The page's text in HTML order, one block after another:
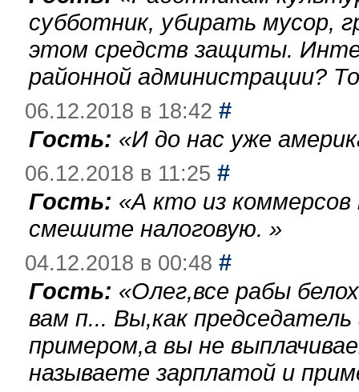
субботник, убирать мусор,
этом средств защиты.
районной администрации?
06.12.2018 в 18:42 #
Гость: «И до нас уже
06.12.2018 в 11:25 #
Гость: «А кто из
смешите налоговую. »
04.12.2018 в 00:48 #
Гость: «Олег,все рабы
вам п... Вы,как
примером,а вы не
называете зарплатой и